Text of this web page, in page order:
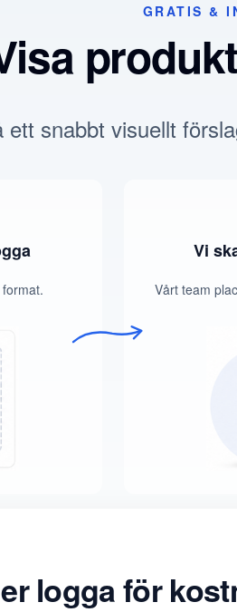
GRATIS &
ett snabbt visuellt
Vi
Vårt team
logga för